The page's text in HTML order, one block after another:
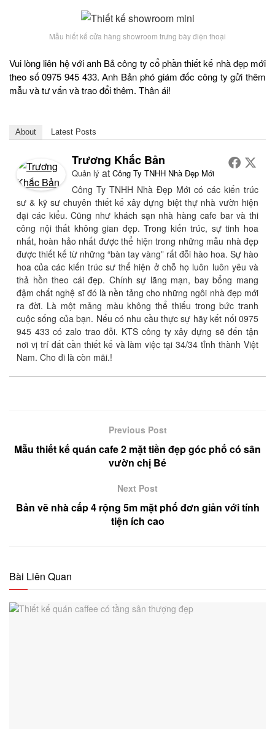
Mẫu hiết kế cửa hàng showroom trưng bày điện thoại
Vui lòng liên hệ với anh Bả công ty cổ phần thiết kế nhà đẹp mới
theo số 0975 945 433. Anh Bản phó giám đốc công ty gửi thêm
mẫu và tư vấn và trao đổi thêm. Thân ái!
About Latest Posts
Trương Khắc Bản
Quản lý at Công Ty TNHH Nhà Đẹp Mới
Công Ty TNHH Nhà Đẹp Mới có các kiến trúc
sư & kỹ sư chuyên thiết kế xây dựng biệt thự nhà vườn hiện
đại các kiểu. Cũng như khách sạn nhà hàng cafe bar và thi
công nội thất không gian đẹp. Trong kiến trúc, sự tinh hoa
nhất, hoàn hảo nhất được thể hiện trong những mẫu nhà đẹp
được thiết kế từ những “bàn tay vàng” rất đỗi hào hoa. Sự hào
hoa của các kiến trúc sư thể hiện ở chỗ họ luôn luôn yêu và
thả hồn theo cái đẹp. Chính sự lãng mạn, bay bổng mang
đậm chất nghệ sĩ đó là nền tảng cho những ngôi nhà đẹp mới
ra đời. Là một mảng màu không thể thiếu trong bức tranh
cuộc sống của bạn. Nếu có nhu cầu thực sự hãy kết nối 0975
945 433 có zalo trao đỗi. KTS công ty xây dựng sẽ đến tận
nơi vị trí đất cần thiết kế và làm việc tại 34/34 tỉnh thành Việt
Nam. Cho đi là còn mãi.!
Previous Post
Mẫu thiết kế quán cafe 2 mặt tiền đẹp góc phố có sân
vườn chị Bé
Next Post
Bản vẽ nhà cấp 4 rộng 5m mặt phố đơn giản với tính
tiện ích cao
Bài Liên Quan